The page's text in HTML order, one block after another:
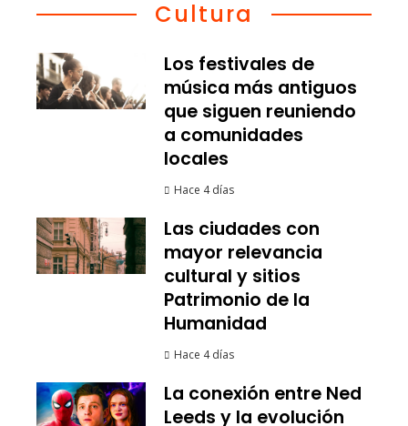
Cultura
Los festivales de
música más antiguos
que siguen reuniendo
a comunidades
locales
Hace 4 días
Las ciudades con
mayor relevancia
cultural y sitios
Patrimonio de la
Humanidad
Hace 4 días
La conexión entre Ned
Leeds y la evolución